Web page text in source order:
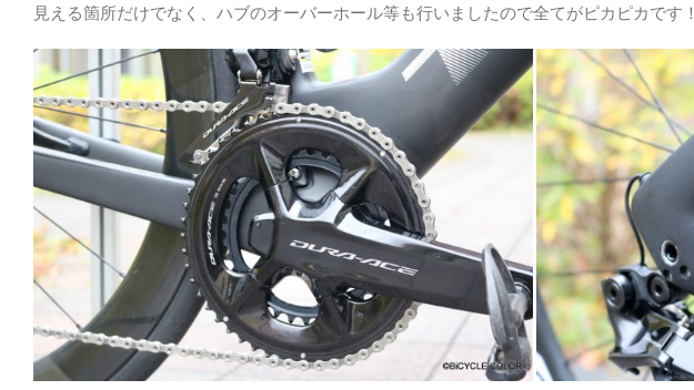
見える箇所だけでなく、ハブのオーバーホール等も行いましたので全てがピカピカです！